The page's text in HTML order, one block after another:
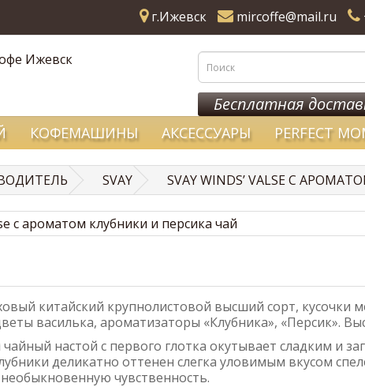
г.Ижевск mircoffe@mail.ru
Бесплатная
КОФЕМАШИНЫ АКСЕССУАРЫ PERFECT
SVAY SVAY WINDS’ VALSE С
китайский крупнолистовой высший сорт, кусочки
василька, ароматизаторы «Клубника», «Персик».
настой с первого глотка окутывает сладким и
деликатно оттенен слегка уловимым вкусом
чувственность.